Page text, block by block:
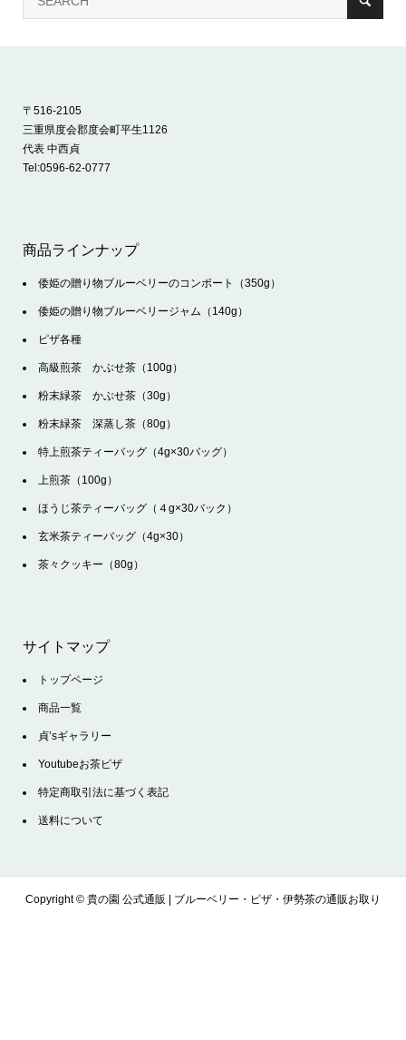
〒516-2105
三重県度会郡度会町平生1126
代表 中西貞
Tel:0596-62-0777
商品ラインナップ
倭姫の贈り物ブルーベリーのコンポート（350g）
倭姫の贈り物ブルーベリージャム（140g）
ピザ各種
高級煎茶 かぶせ茶（100g）
粉末緑茶 かぶせ茶（30g）
粉末緑茶 深蒸し茶（80g）
特上煎茶ティーバッグ（4g×30バッグ）
上煎茶（100g）
ほうじ茶ティーバッグ（４g×30バック）
玄米茶ティーバッグ（4g×30）
茶々クッキー（80g）
サイトマップ
トップページ
商品一覧
貞’sギャラリー
Youtubeお茶ピザ
特定商取引法に基づく表記
送料について
Copyright © 貴の園 公式通販 | ブルーベリー・ピザ・伊勢茶の通販お取り